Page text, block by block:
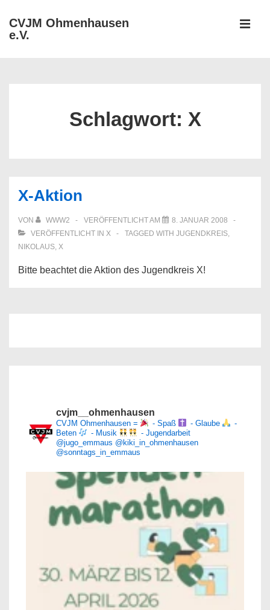
Zum
Inhalt
CVJM Ohmenhausen
e.V.
Schlagwort: X
X-Aktion
VON WWW2 VERÖFFENTLICHT AM
8. JANUAR 2008
VERÖFFENTLICHT IN X TAGGED WITH JUGENDKREIS,
NIKOLAUS, X
Bitte beachtet die Aktion des Jugendkreis X!
cvjm__ohmenhausen
CVJM Ohmenhausen = - Spaß - Glaube
-
Beten
- Musik
- Jugendarbeit
@jugo_emmaus @kiki_in_ohmenhausen
@sonntags_in_emmaus